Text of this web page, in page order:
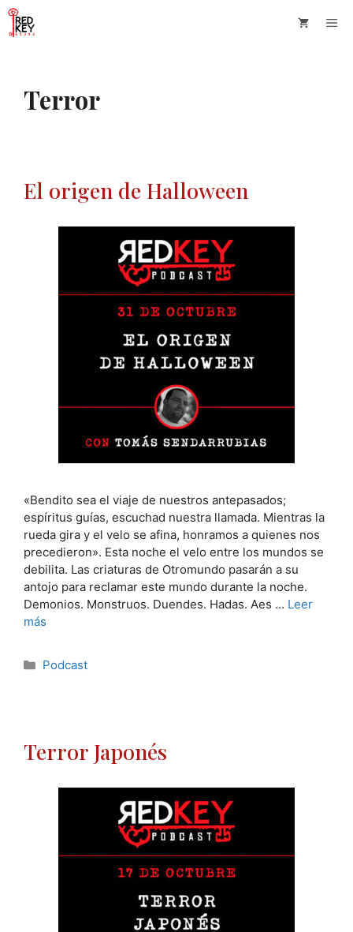
Saltar
contenido
Terror
El origen de Halloween
«Bendito sea el viaje de nuestros antepasados;
espíritus guías, escuchad nuestra llamada. Mientras la
rueda gira y el velo se afina, honramos a quienes nos
precedieron». Esta noche el velo entre los mundos se
debilita. Las criaturas de Otromundo pasarán a su
antojo para reclamar este mundo durante la noche.
Demonios. Monstruos. Duendes. Hadas. Aes … Leer
más
Categorías
Podcast
Terror Japonés